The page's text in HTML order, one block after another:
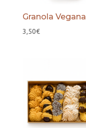
Granola Vegana
3,50€